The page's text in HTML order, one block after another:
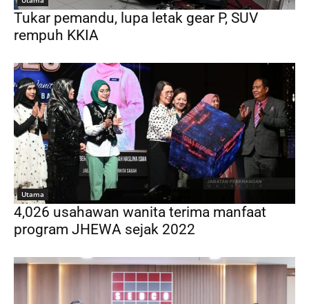
Tukar pemandu, lupa letak gear P, SUV
rempuh KKIA
Utama
4,026 usahawan wanita terima manfaat
program JHEWA sejak 2022